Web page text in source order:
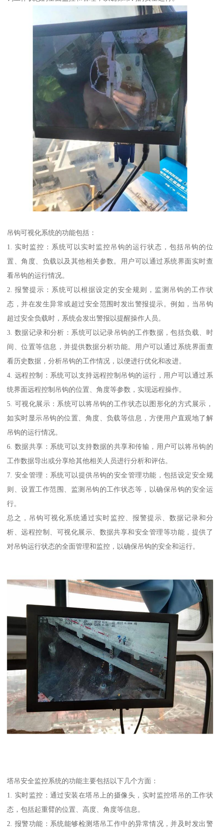
吊钩可视化系统的功能包括：
1. 实时监控：系统可以实时监控吊钩的运行状态，包括吊钩的位
置、角度、负载以及其他相关参数。用户可以通过系统界面实时查
看吊钩的运行情况。
2. 报警提示：系统可以根据设定的安全规则，监测吊钩的工作状
态，并在发生异常或超过安全范围时发出警报提示。例如，当吊钩
超过安全负载时，系统会发出警报以提醒操作人员。
3. 数据记录和分析：系统可以记录吊钩的工作数据，包括负载、时
间、位置等信息，并提供数据分析功能。用户可以通过系统界面查
看历史数据，分析吊钩的工作情况，以便进行优化和改进。
4. 远程控制：系统可以支持远程控制吊钩的运行，用户可以通过系
统界面远程控制吊钩的位置、角度等参数，实现远程操作。
5. 可视化展示：系统可以将吊钩的工作状态以图形化的方式展示，
如实时显示吊钩的位置、角度、负载等信息，方便用户直观地了解
吊钩的运行情况。
6. 数据共享：系统可以支持数据的共享和传输，用户可以将吊钩的
工作数据导出或分享给其他相关人员进行分析和评估。
7. 安全管理：系统可以提供吊钩的安全管理功能，包括设定安全规
则、设置工作范围、监测吊钩的工作状态等，以确保吊钩的安全运
行。
总之，吊钩可视化系统通过实时监控、报警提示、数据记录和分
析、远程控制、可视化展示、数据共享和安全管理等功能，提供了
对吊钩运行状态的全面管理和监控，以确保吊钩的安全和运行。
塔吊安全监控系统的功能主要包括以下几个方面：
1. 实时监控：通过安装在塔吊上的摄像头，实时监控塔吊的工作状
态，包括起重臂的位置、高度、角度等信息。
2. 报警功能：系统能够检测塔吊工作中的异常情况，并及时发出警